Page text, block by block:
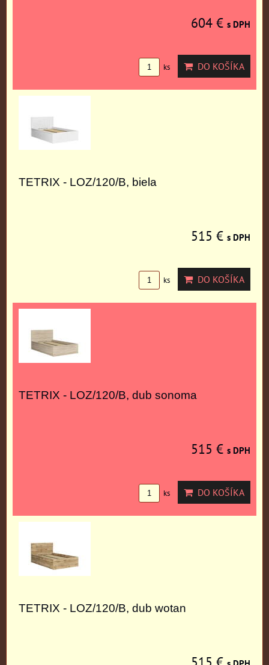
604 € s DPH
ks DO KOŠÍKA
TETRIX - LOZ/120/B, biela
515 € s DPH
ks DO KOŠÍKA
TETRIX - LOZ/120/B, dub sonoma
515 € s DPH
ks DO KOŠÍKA
TETRIX - LOZ/120/B, dub wotan